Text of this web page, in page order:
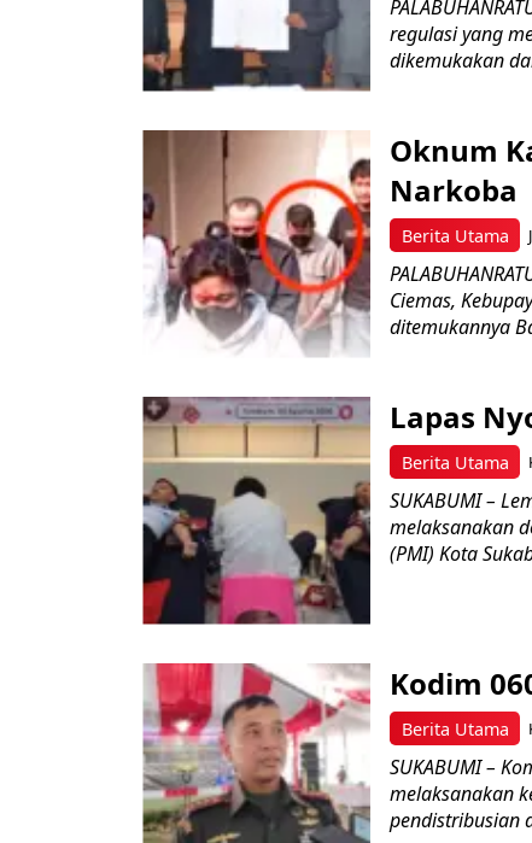
regulasi yang
dikemukakan
Berita Utama
Oknum
Narkoba
Ciemas,
ditemukannya
Berita Utama
Lapas
SUKABUMI –
melaksanakan
(PMI) Kota
Berita Utama
Kodim
SUKABUMI –
melaksanakan
pendistribusian